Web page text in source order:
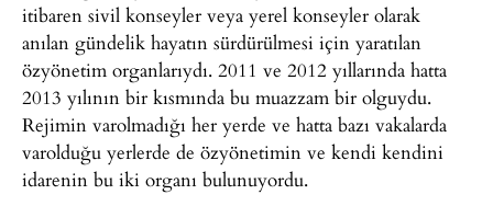
itibaren sivil konseyler veya yerel konseyler olarak
anılan gündelik hayatın sürdürülmesi için yaratılan
özyönetim organlarıydı. 2011 ve 2012 yıllarında hatta
2013 yılının bir kısmında bu muazzam bir olguydu.
Rejimin varolmadığı her yerde ve hatta bazı vakalarda
varolduğu yerlerde de özyönetimin ve kendi kendini
idarenin bu iki organı bulunuyordu.